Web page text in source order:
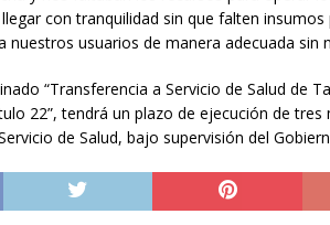
con tranquilidad sin que falten
nuestros usuarios de manera adecuada sin
“Transferencia a Servicio de Salud de
22”, tendrá un plazo de ejecución de
de Salud, bajo supervisión del